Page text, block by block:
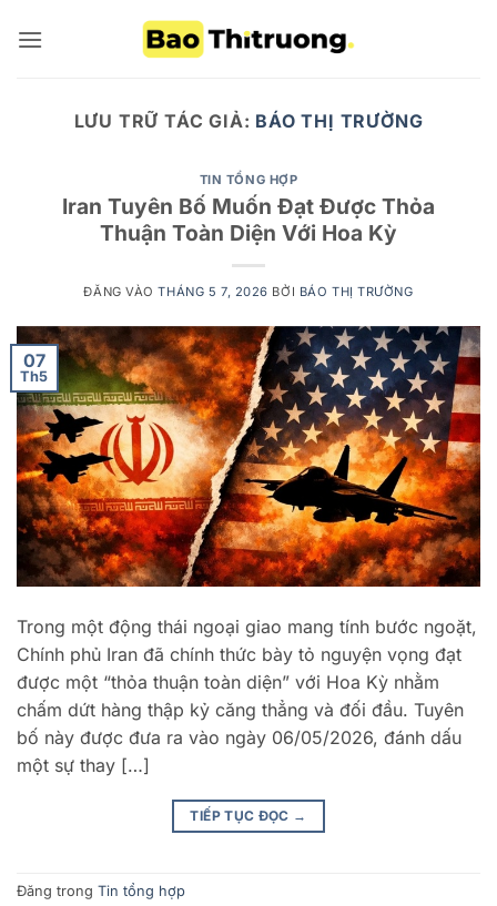
qua
LƯU TRỮ TÁC GIẢ: BÁO THỊ TRƯỜNG
TIN TỔNG HỢP
Iran Tuyên Bố Muốn Đạt Được Thỏa
Thuận Toàn Diện Với Hoa Kỳ
ĐĂNG VÀOTHÁNG 5 7, 2026 BỞI BÁO THỊ TRƯỜNG
07
Th5
Trong một động thái ngoại giao mang tính bước ngoặt,
Chính phủ Iran đã chính thức bày tỏ nguyện vọng đạt
được một “thỏa thuận toàn diện” với Hoa Kỳ nhằm
chấm dứt hàng thập kỷ căng thẳng và đối đầu. Tuyên
bố này được đưa ra vào ngày 06/05/2026, đánh dấu
một sự thay […]
TIẾP TỤC ĐỌC →
Đăng trong Tin tổng hợp